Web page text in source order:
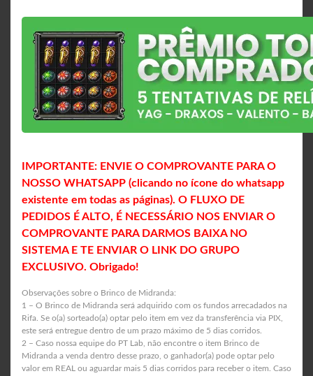
IMPORTANTE: ENVIE O COMPROVANTE PARA O
NOSSO WHATSAPP (clicando no ícone do whatsapp
existente em todas as páginas). O FLUXO DE
PEDIDOS É ALTO, É NECESSÁRIO NOS ENVIAR O
COMPROVANTE PARA DARMOS BAIXA NO
SISTEMA E TE ENVIAR O LINK DO GRUPO
EXCLUSIVO. Obrigado!
Observações sobre o Brinco de Midranda:
1 – O Brinco de Midranda será adquirido com os fundos arrecadados na
Rifa. Se o(a) sorteado(a) optar pelo item em vez da transferência via PIX,
este será entregue dentro de um prazo máximo de 5 dias corridos.
2 – Caso nossa equipe do PT Lab, não encontre o item Brinco de
Midranda a venda dentro desse prazo, o ganhador(a) pode optar pelo
valor em REAL ou aguardar mais 5 dias corridos para receber o item. Caso